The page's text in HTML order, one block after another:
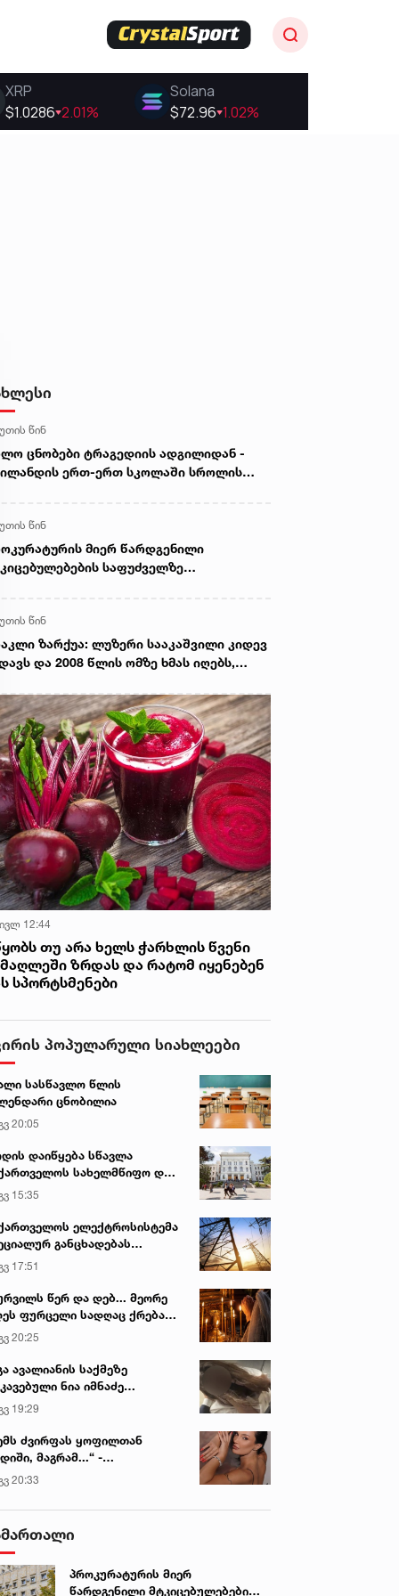
კორონავირუსით
359 მილიონს
Pfizer/BioNTech-მა
კორონავირუსის
შტამზე მორგებული
კლინიკური ცდები დაიწყო
წინ
ცნობები ტრაგედიის ადგილიდან -
ერთ-ერთ სკოლაში სროლის
წინ
მიერ წარდგენილი
საფუძველზე
სასამართლომ 16 წლით
აღკვეთა მიუსაჯა
წინ
ზარქუა: ლუზერი სააკაშვილი კიდევ
და 2008 წლის ომზე ხმას იღებს,
ობიექტები გადასცა,
სავაჭრო ორგანიზაციაში
შესვლას მხარი დაუჭირა
12:44
თუ არა ხელს ჭარხლის წვენი
ზრდას და რატომ იყენებენ
სპორტსმენები
პოპულარული სიახლეები
სასწავლო წლის
ცნობილია
20:05
დაიწყება სწავლა
სახელმწიფო და
უნივერსიტეტებში
15:35
ელექტროსისტემა
განცხადებას
17:51
წერ და დებ... მეორე
ფურცელი სადღაც ქრება
სურვილი სრულდება...“ -
ტაძარი შიდა
20:25
ავალიანის საქმეზე
ნია იმნაძე
გადაჰყავთ
19:29
ძვირფას ყოფილთან
მაგრამ...“ -
პაიჭაძის
აღიარება
20:33
პროკურატურის მიერ
წარდგენილი მტკიცებულებების